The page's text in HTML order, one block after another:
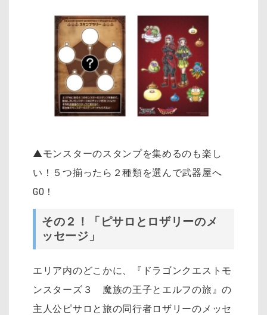
▲モンスターのスタンプを集めるのも楽し
い！５つ揃ったら２種類を選んで武器屋へ
GO！
その２！「ピサロとロザリーのメ
ッセージ」
エリア内のどこかに、『ドラゴンクエストモ
ンスターズ３ 魔族の王子とエルフの旅』の
主人公ピサロと旅の同行者ロザリーのメッセ